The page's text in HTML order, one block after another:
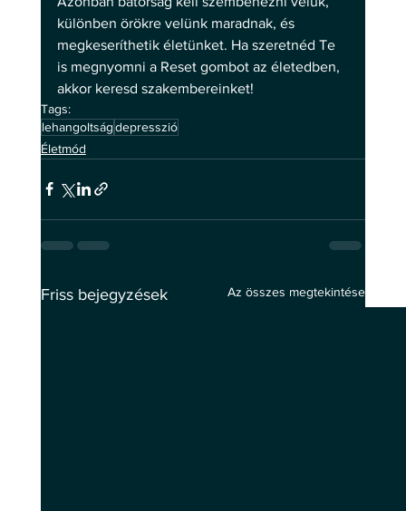
különben örökre velünk maradnak, és
megkeseríthetik életünket. Ha szeretnéd Te
is megnyomni a Reset gombot az életedben,
akkor keresd szakembereinket!
Tags:
lehangoltságdepresszió
Életmód
Friss bejegyzések Az összes megtekintése